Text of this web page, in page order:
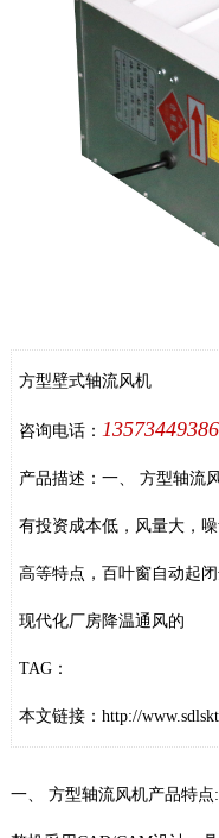
方型壁式轴流风机
咨询电话： 13573449386
产品描述：一、 方型轴流
有投资成本低，风量大，
高等特点，百叶窗自动起
现代化厂房降温通风的
TAG：
本文链接： http://
一、 方型轴流风机产品特点: